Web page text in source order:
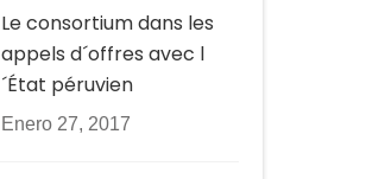
Le consortium dans les
appels d´offres avec l
´État péruvien
Enero 27, 2017